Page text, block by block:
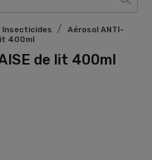
Insecticides
Aérosol ANTI-
400ml
de lit 400ml